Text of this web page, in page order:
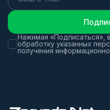
Нажимая «Подписаться»,
обработку указанных
получения